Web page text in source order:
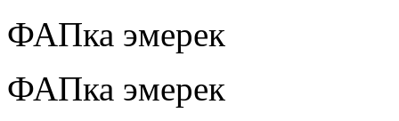
ФАПка эмерек
ФАПка эмерек